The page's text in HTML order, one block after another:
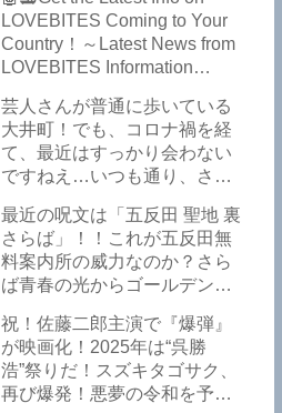
LOVEBITES Coming to Your
Country！～Latest News from
LOVEBITES Information
芸人さんが普通に歩いている
大井町！でも、コロナ禍を経
て、最近はすっかり会わない
ですねえ…いつも通り、さぼ
から飲んできました。私以外
にもLOVEBITESファンが数名
いるようですよ笑
最近の呪文は「五反田 聖地 裏
さらば」！！これが五反田無
料案内所の威力なのか？さら
ば青春の光からゴールデンウ
いた！激安の肉の刺し盛りが
美味い！酒もぶっちぎりで安
い！本格焼鳥 五反田「富士
屋」がオープンから３カ月で
祝！佐藤二郎主演で『爆弾』
が映画化！2025年は“呉勝
浩”祭りだ！スズキタゴサク、
再び爆発！悪夢の令和を予言